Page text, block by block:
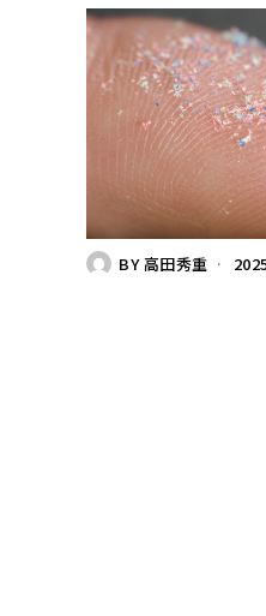
BY高田秀重